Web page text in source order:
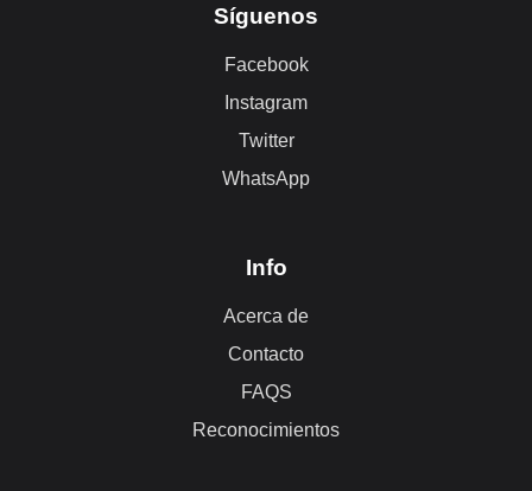
Síguenos
Facebook
Instagram
Twitter
WhatsApp
Info
Acerca de
Contacto
FAQS
Reconocimientos